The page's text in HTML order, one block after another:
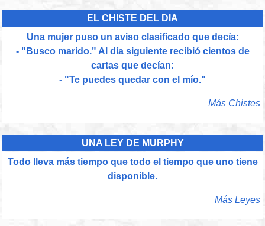
EL CHISTE DEL DIA
Una mujer puso un aviso clasificado que decía:
- "Busco marido." Al día siguiente recibió cientos de
cartas que decían:
- "Te puedes quedar con el mío."
Más Chistes
UNA LEY DE MURPHY
Todo lleva más tiempo que todo el tiempo que uno tiene
disponible.
Más Leyes